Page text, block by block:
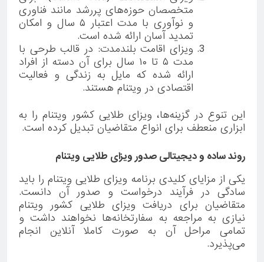
متخصصان حوزه‌های پررشد مانند فناوری
و نوآوری با مدت اعتبار ۵ سال و امکان
تمدید آسان ارائه شده است.
ویزای اقامت بلندمدت: در قالب طرحی با
مدت ۵ تا ۱۰ سال برای آن دسته از افراد
ارائه شده که مایل به زندگی و فعالیت
اقتصادی در ویتنام هستند.
این تنوع در گزینه‌ها، ویزای طلایی کشور ویتنام را به
ابزاری منعطف برای انواع متقاضیان تبدیل کرده است.
روند ساده و دیجیتالی صدور ویزای طلایی ویتنام
یکی از مزایای کلیدی برنامه ویزای طلایی ویتنام را باید
سادگی در فرآیند درخواست و صدور آن دانست.
متقاضیان برای دریافت ویزای طلایی کشور ویتنام
نیازی به مراجعه به سفارتخانه‌ها نخواهند داشت و
تمامی مراحل آن به صورت کاملا آنلاین انجام
می‌پذیرد.